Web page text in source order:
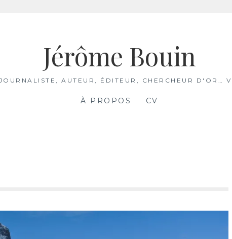
Jérôme Bouin
AUTEUR, ÉDITEUR, CHERCHEUR D'OR…
À PROPOS CV